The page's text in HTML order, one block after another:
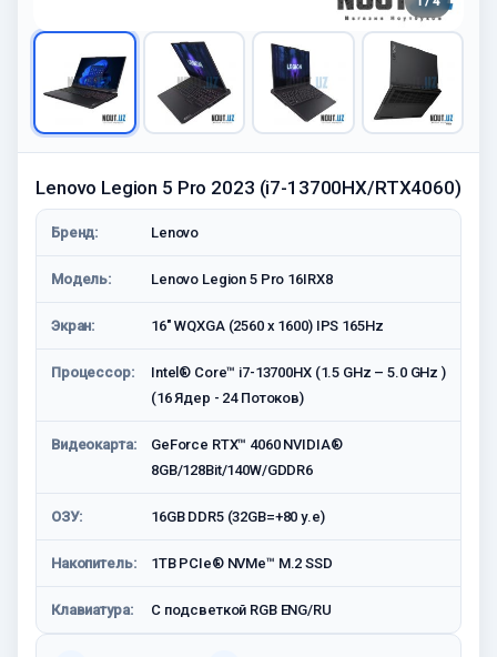
Lenovo Legion 5 Pro 2023 (i7-13700HX/RTX4060)
Бренд: Lenovo
Модель: Lenovo Legion 5 Pro 16IRX8
Экран: 16" WQXGA (2560 x 1600) IPS 165Hz
Процессор:
Intel® Core™ i7-13700HX (1.5 GHz – 5.0 GHz )
(16 Ядер - 24 Потоков)
Видеокарта:
GeForce RTX™ 4060 NVIDIA®
8GB/128Bit/140W/GDDR6
ОЗУ: 16GB DDR5 (32GB=+80 у.е)
Накопитель: 1TB PCIe® NVMe™ M.2 SSD
Клавиатура: С подсветкой RGB ENG/RU